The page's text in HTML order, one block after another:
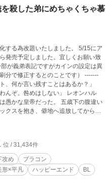
殺した弟にめちゃくちゃ慕
する為改題いたしました。 5/15にア
発売予定しました。宜しくお願い致
が義弟表記ですがカインの設定は異
分で修正するとのことです） -------
、何か言い残すことはあるか？」
んぞ。咎めはしない」 レオンハル
愚かな皇帝だった。 五歳下の腹違い
クスを抱き、僻地へ追放してから本
。 自分に甘い言葉を囁く人間だけ重
果クーデターを起こされる。 そして
「黒髪の獅子」と呼ばれるようにな
よって命を落としたレオンハルト
時少年の姿に戻っていた。 それはカ
の仕業だった。彼はレオンハルトに
に可愛がって死ぬまで仲良く暮らさ
位 / 31,434件
攻め
ブラコン
形×平凡 ハッピーエンド
BL